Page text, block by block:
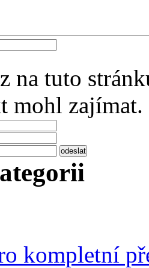
na tuto
mohl zajímat.
kompletní